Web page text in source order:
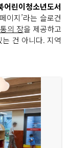
어린이청소년도서
이지’라는 슬로건
의 장을 제공하고
건 아니다. 지역